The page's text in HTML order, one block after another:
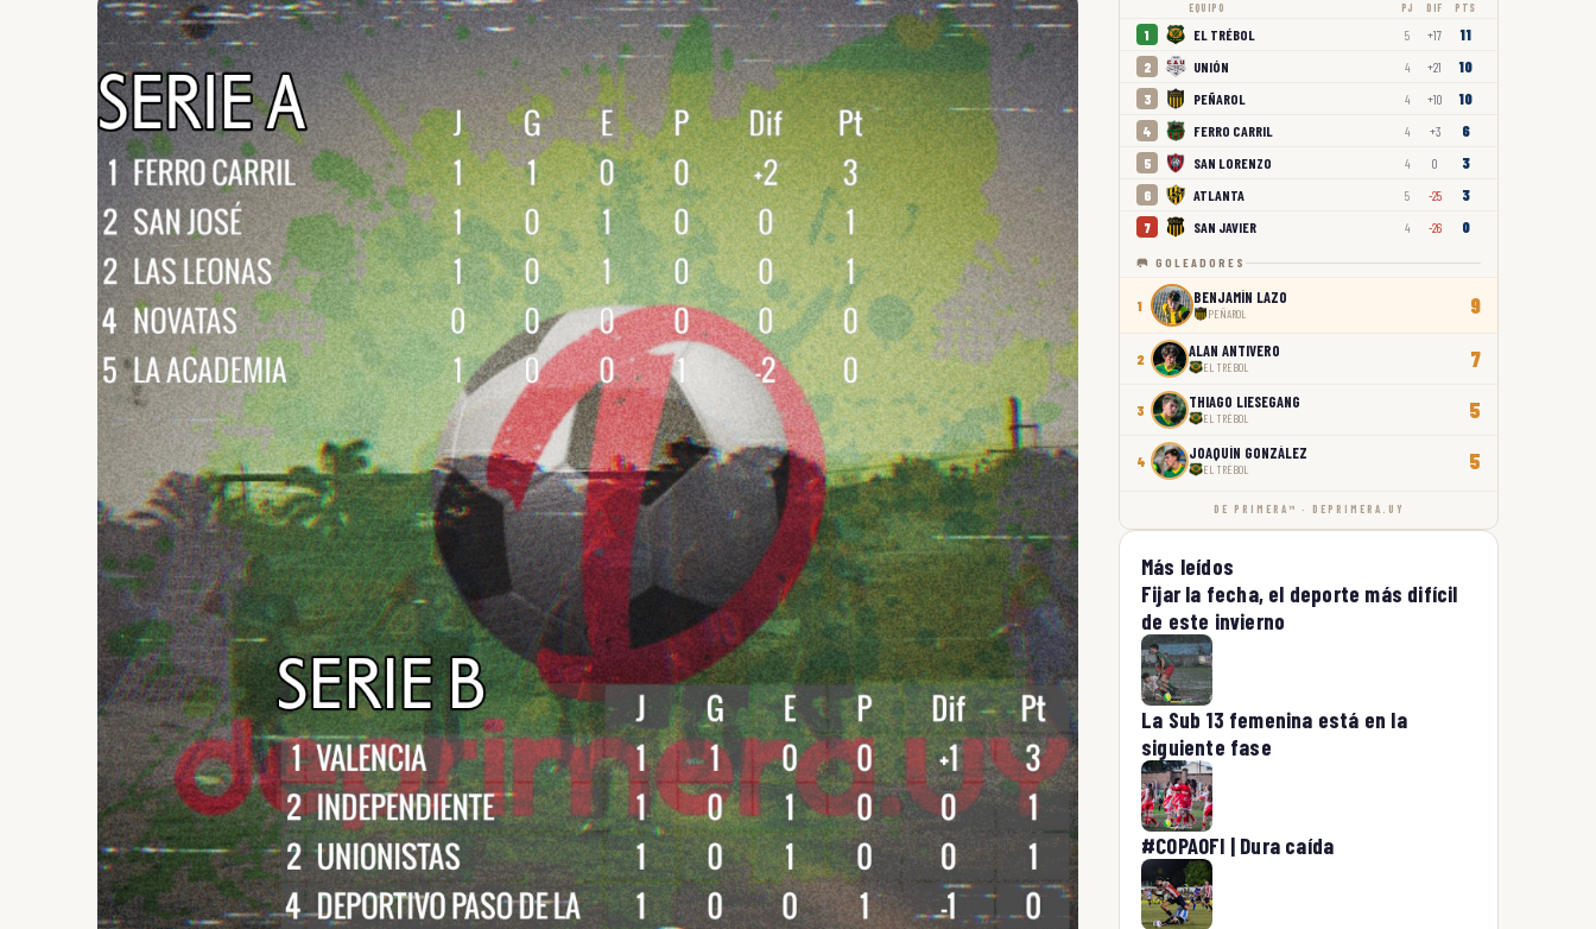
EQUIPO PJ DIF PTS
1 EL TRÉBOL 5 +17 11
2 UNIÓN 4 +21 10
3 PEÑAROL 4 +10 10
4 FERRO CARRIL 4 +3 6
5 SAN LORENZO 4 0 3
6 ATLANTA 5 -25 3
7 SAN JAVIER 4 -26 0
🥅 GOLEADORES
1 BENJAMÍN LAZO
PEÑAROL 9
2 ALAN ANTIVERO
EL TRÉBOL 7
3 THIAGO LIESEGANG
EL TRÉBOL 5
4 JOAQUÍN GONZÁLEZ
EL TRÉBOL 5
DE PRIMERA™ · DEPRIMERA.UY
Más leídos
Fijar la fecha, el deporte más difícil
de este invierno
La Sub 13 femenina está en la
siguiente fase
#COPAOFI | Dura caída